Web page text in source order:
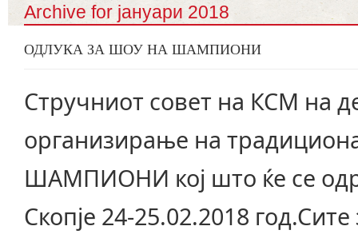
Archive for јануари 2018
ОДЛУКА ЗА ШОУ НА ШАМПИОНИ
Стручниот совет на КСМ на
организирање на
ШАМПИОНИ кој што ќе се
Скопје 24-25.02.2018